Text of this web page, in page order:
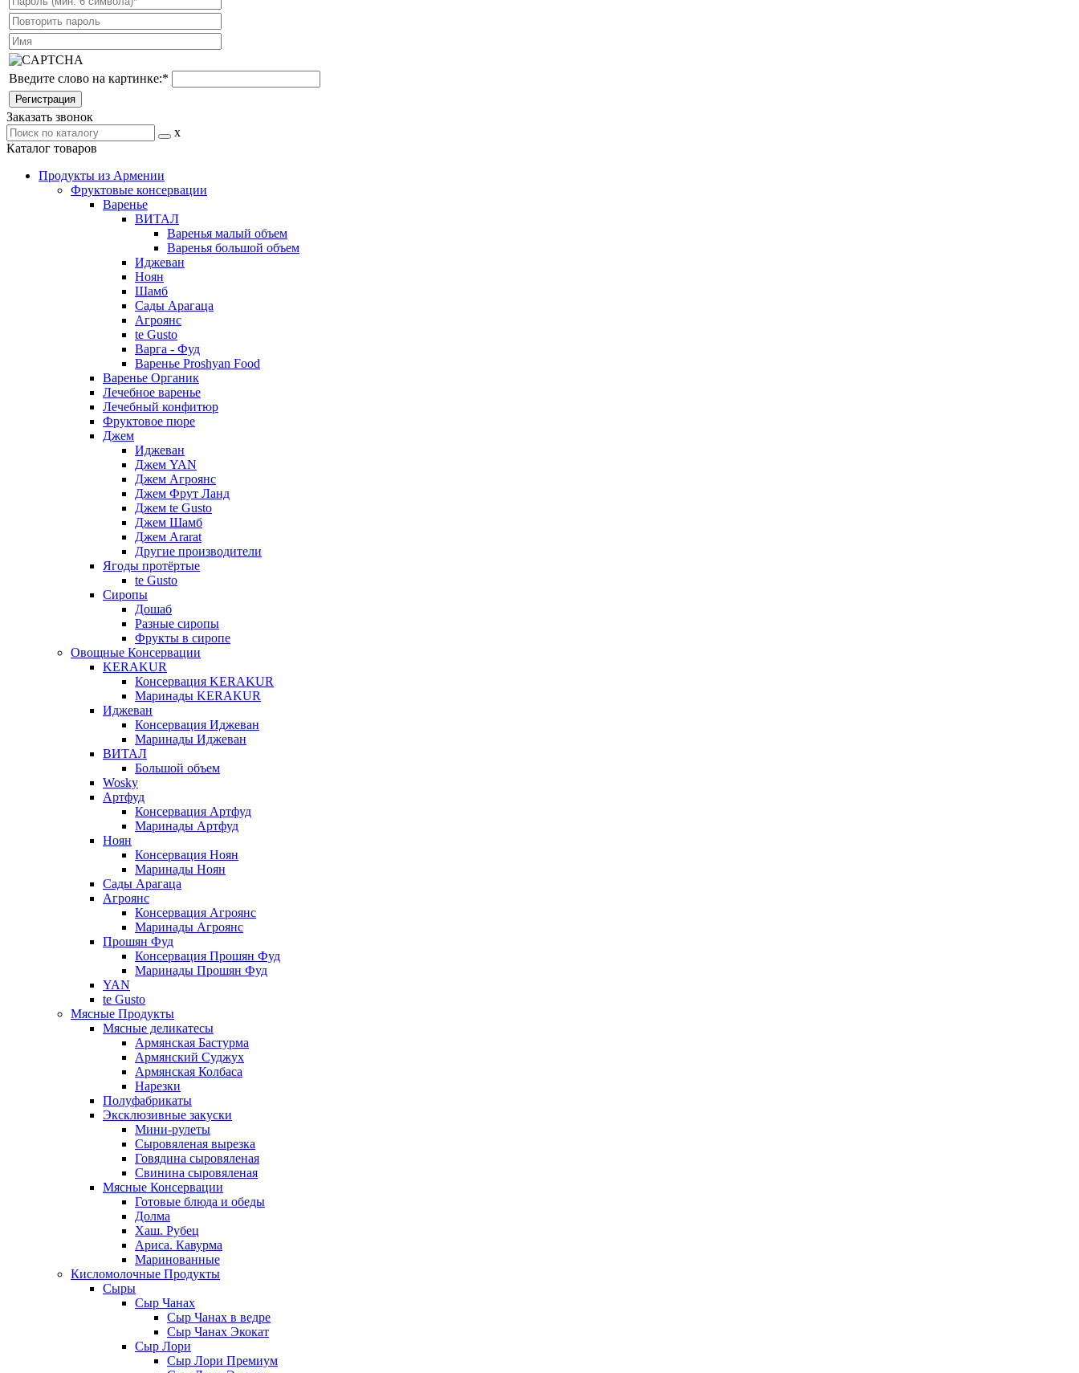
Введите слово на картинке:*
Заказать звонок
x
Каталог товаров
Продукты из Армении
Фруктовые консервации
Варенье
ВИТАЛ
Варенья малый объем
Варенья большой объем
Иджеван
Ноян
Шамб
Сады Арагаца
Агроянс
te Gusto
Варга - Фуд
Варенье Proshyan Food
Варенье Органик
Лечебное варенье
Лечебный конфитюр
Фруктовое пюре
Джем
Иджеван
Джем YAN
Джем Агроянс
Джем Фрут Ланд
Джем te Gusto
Джем Шамб
Джем Ararat
Другие производители
Ягоды протёртые
te Gusto
Сиропы
Дошаб
Разные сиропы
Фрукты в сиропе
Овощные Консервации
KERAKUR
Консервация KERAKUR
Маринады KERAKUR
Иджеван
Консервация Иджеван
Маринады Иджеван
ВИТАЛ
Большой объем
Wosky
Артфуд
Консервация Артфуд
Маринады Артфуд
Ноян
Консервация Ноян
Маринады Ноян
Сады Арагаца
Агроянс
Консервация Агроянс
Маринады Агроянс
Прошян Фуд
Консервация Прошян Фуд
Маринады Прошян Фуд
YAN
te Gusto
Мясные Продукты
Мясные деликатесы
Армянская Бастурма
Армянский Суджух
Армянская Колбаса
Нарезки
Полуфабрикаты
Эксклюзивные закуски
Мини-рулеты
Сыровяленая вырезка
Говядина сыровяленая
Свинина сыровяленая
Мясные Консервации
Готовые блюда и обеды
Долма
Хаш. Рубец
Ариса. Кавурма
Маринованные
Кисломолочные Продукты
Сыры
Сыр Чанах
Сыр Чанах в ведре
Сыр Чанах Экокат
Сыр Лори
Сыр Лори Премиум